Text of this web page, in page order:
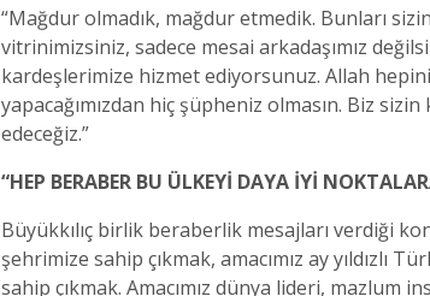
“Mağdur olmadık, mağdur etmedik. Bunları
vitrinimizsiniz, sadece mesai arkadaşımız
kardeşlerimize hizmet ediyorsunuz. Allah
yapacağımızdan hiç şüpheniz olmasın. Biz
edeceğiz.”
“HEP BERABER BU ÜLKEYİ DAYA İYİ
Büyükkılıç birlik beraberlik mesajları verdiği
şehrimize sahip çıkmak, amacımız ay yıldızlı
sahip çıkmak. Amacımız dünya lideri, mazlum